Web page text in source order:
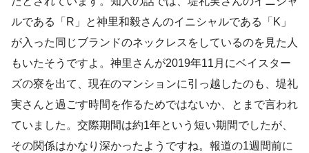
ルである「R」と神里和毅さんのイニシャルである「K」
が入った同じブランドのネックレスをしているのを見た人
もいたそうですよ。神里さんが2019年11月にベイスター
ズの寮を出て、現在のマンションに引っ越したのも、堤礼
実さんと過ごす時間を作るためではないか、とまで言われ
ていました。交際期間は約1年という短い期間でしたが、
その関係はかなり深かったようですね。報道の1週間前に